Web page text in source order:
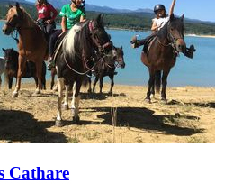
Cathare